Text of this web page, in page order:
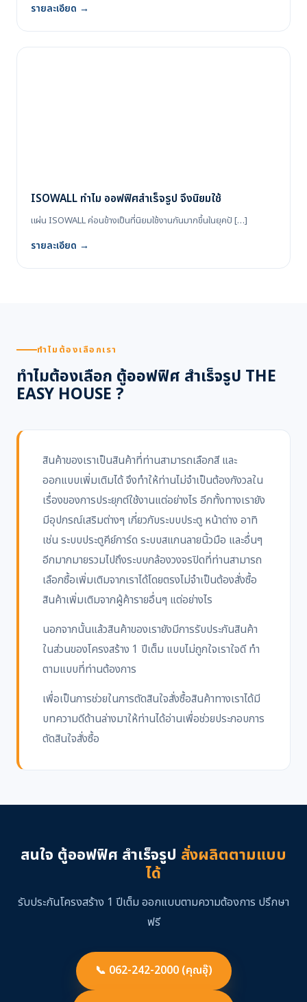
รายละเอียด →
ISOWALL ทำไม ออฟฟิศสำเร็จรูป จึงนิยมใช้
แผ่น ISOWALL ค่อนข้างเป็นที่นิยมใช้งานกันมากขึ้นในยุคปั […]
รายละเอียด →
ทำไมต้องเลือกเรา
ทำไมต้องเลือก ตู้ออฟฟิศ สำเร็จรูป THE
EASY HOUSE ?
สินค้าของเราเป็นสินค้าที่ท่านสามารถเลือกสี และ
ออกแบบเพิ่มเติมได้ จึงทำให้ท่านไม่จำเป็นต้องกังวลใน
เรื่องของการประยุกต์ใช้งานแต่อย่างไร อีกทั้งทางเรายัง
มีอุปกรณ์เสริมต่างๆ เกี่ยวกับระบบประตู หน้าต่าง อาทิ
เช่น ระบบประตูคีย์การ์ด ระบบสแกนลายนิ้วมือ และอื่นๆ
อีกมากมายรวมไปถึงระบบกล้องวงจรปิดที่ท่านสามารถ
เลือกซื้อเพิ่มเติมจากเราได้โดยตรงไม่จำเป็นต้องสั่งซื้อ
สินค้าเพิ่มเติมจากผู้ค้ารายอื่นๆ แต่อย่างไร
นอกจากนั้นแล้วสินค้าของเรายังมีการรับประกันสินค้า
ในส่วนของโครงสร้าง 1 ปีเต็ม แบบไม่ถูกใจเราใจดี ทำ
ตามแบบที่ท่านต้องการ
เพื่อเป็นการช่วยในการตัดสินใจสั่งซื้อสินค้าทางเราได้มี
บทความดีด้านล่างมาให้ท่านได้อ่านเพื่อช่วยประกอบการ
ตัดสินใจสั่งซื้อ
สนใจ ตู้ออฟฟิศ สำเร็จรูป สั่งผลิตตามแบบ
ได้
รับประกันโครงสร้าง 1 ปีเต็ม ออกแบบตามความต้องการ ปรึกษา
ฟรี
📞 062-242-2000 (คุณอุ๊)